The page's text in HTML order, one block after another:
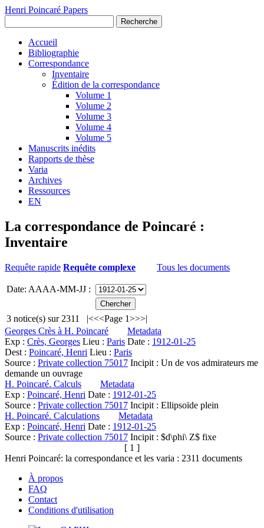
Henri Poincaré Papers
Recherche
Accueil
Bibliographie
Correspondance
Inventaire
Édition de la correspondance
Volume 1
Volume 2
Volume 3
Volume 4
Volume 5
Manuscrits inédits
Rapports de thèse
Varia
Archives
Ressources
EN
La correspondance de Poincaré :
Inventaire
Requête rapide Requête complexe Tous les documents
Date: AAAA-MM-JJ :
3 notice(s) sur 2311 |<<<Page 1>>>|
Georges Crès à H. Poincaré
Metadata
Exp : Crès, Georges Lieu : Paris Date : 1912-01-25
Dest : Poincaré, Henri Lieu : Paris
Source : Private collection 75017 Incipit : Un de vos admirateurs me
demande un ouvrage
H. Poincaré. Calculs
Metadata
Exp : Poincaré, Henri Date : 1912-01-25
Source : Private collection 75017 Incipit : Ellipsoïde plein
H. Poincaré. Calculations
Metadata
Exp : Poincaré, Henri Date : 1912-01-25
Source : Private collection 75017 Incipit : $d\phi\ Z$ fixe
[ 1 ]
Henri Poincaré: la correspondance et les varia : 2311 documents
À propos
FAQ
Contact
Conditions d'utilisation